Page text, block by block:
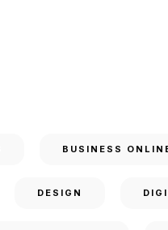
BUSINESS
DESIGN